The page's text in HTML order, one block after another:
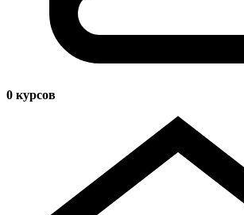
0 курсов